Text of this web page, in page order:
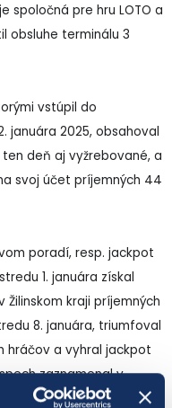
spoločná pre hru LOTO a
obsluhe terminálu 3
vstúpil do
januára 2025, obsahoval
ten deň aj vyžrebované, a
svoj účet príjemných 44
poradí, resp. jackpot
1. januára získal
kraji príjemných
8. januára, triumfoval
hráčov a vyhral jackpot
zaznamenal v
hráč, ktorý vyhral